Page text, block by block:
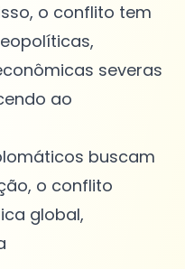
o conflito tem
severas
ao
buscam
o conflito
global,